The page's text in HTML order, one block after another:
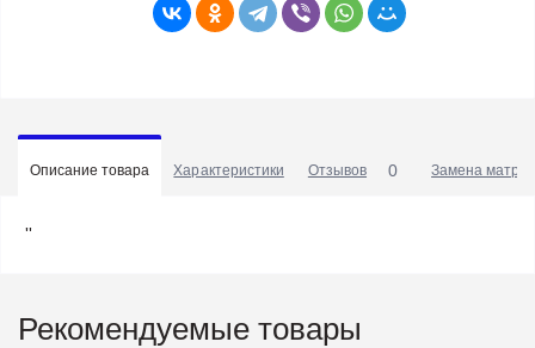
Описание товара Характеристики Отзывов 0 Замена
''
Рекомендуемые товары